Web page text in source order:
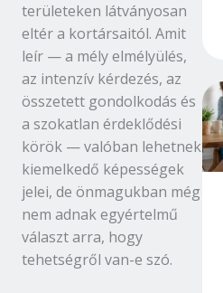
területeken látványosan
eltér a kortársaitól. Amit
leír — a mély elmélyülés,
az intenzív kérdezés, az
összetett gondolkodás és
a szokatlan érdeklődési
körök — valóban lehetnek
kiemelkedő képességek
jelei, de önmagukban még
nem adnak egyértelmű
választ arra, hogy
tehetségről van-e szó.